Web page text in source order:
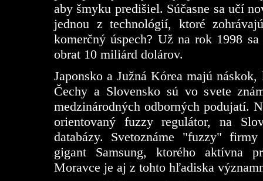
aby šmyku predišiel. Súčasne sa učí
jednou z technológií, ktoré
komerčný úspech? Už na rok 1998
obrat 10 miliárd dolárov.
Japonsko a Južná Kórea majú
Čechy a Slovensko sú vo svete
medzinárodných odborných podujatí.
orientovaný fuzzy regulátor, na
databázy. Svetoznáme "fuzzy"
gigant Samsung, ktorého aktívna
Moravce je aj z tohto hľadiska